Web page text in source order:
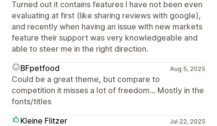
Turned out it contains features I have not been even
evaluating at first (like sharing reviews with google),
and recently when having an issue with new markets
feature their support was very knowledgeable and
able to steer me in the right direction.
BFpetfood
Aug 5, 2025
Could be a great theme, but compare to
competition it misses a lot of freedom... Mostly in the
fonts/titles
Kleine Flitzer
Jul 22, 2025